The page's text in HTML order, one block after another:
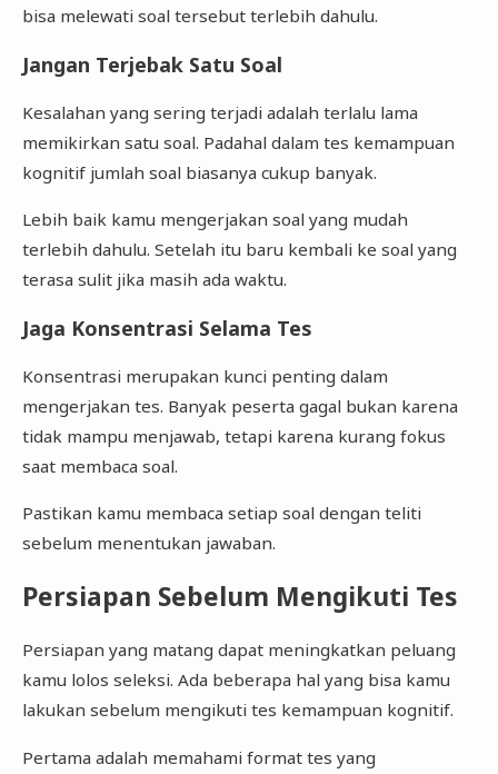
bisa melewati soal tersebut terlebih dahulu.
Jangan Terjebak Satu Soal
Kesalahan yang sering terjadi adalah terlalu lama
memikirkan satu soal. Padahal dalam tes kemampuan
kognitif jumlah soal biasanya cukup banyak.
Lebih baik kamu mengerjakan soal yang mudah
terlebih dahulu. Setelah itu baru kembali ke soal yang
terasa sulit jika masih ada waktu.
Jaga Konsentrasi Selama Tes
Konsentrasi merupakan kunci penting dalam
mengerjakan tes. Banyak peserta gagal bukan karena
tidak mampu menjawab, tetapi karena kurang fokus
saat membaca soal.
Pastikan kamu membaca setiap soal dengan teliti
sebelum menentukan jawaban.
Persiapan Sebelum Mengikuti Tes
Persiapan yang matang dapat meningkatkan peluang
kamu lolos seleksi. Ada beberapa hal yang bisa kamu
lakukan sebelum mengikuti tes kemampuan kognitif.
Pertama adalah memahami format tes yang